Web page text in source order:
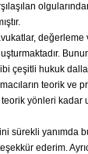
çeşitli hukuk
teorik ve
teorik yönleri
sürekli yanımda
ederim.